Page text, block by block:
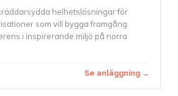
helhetslösningar för
som vill bygga framgång
i inspirerande miljö på norra
Se anläggning →